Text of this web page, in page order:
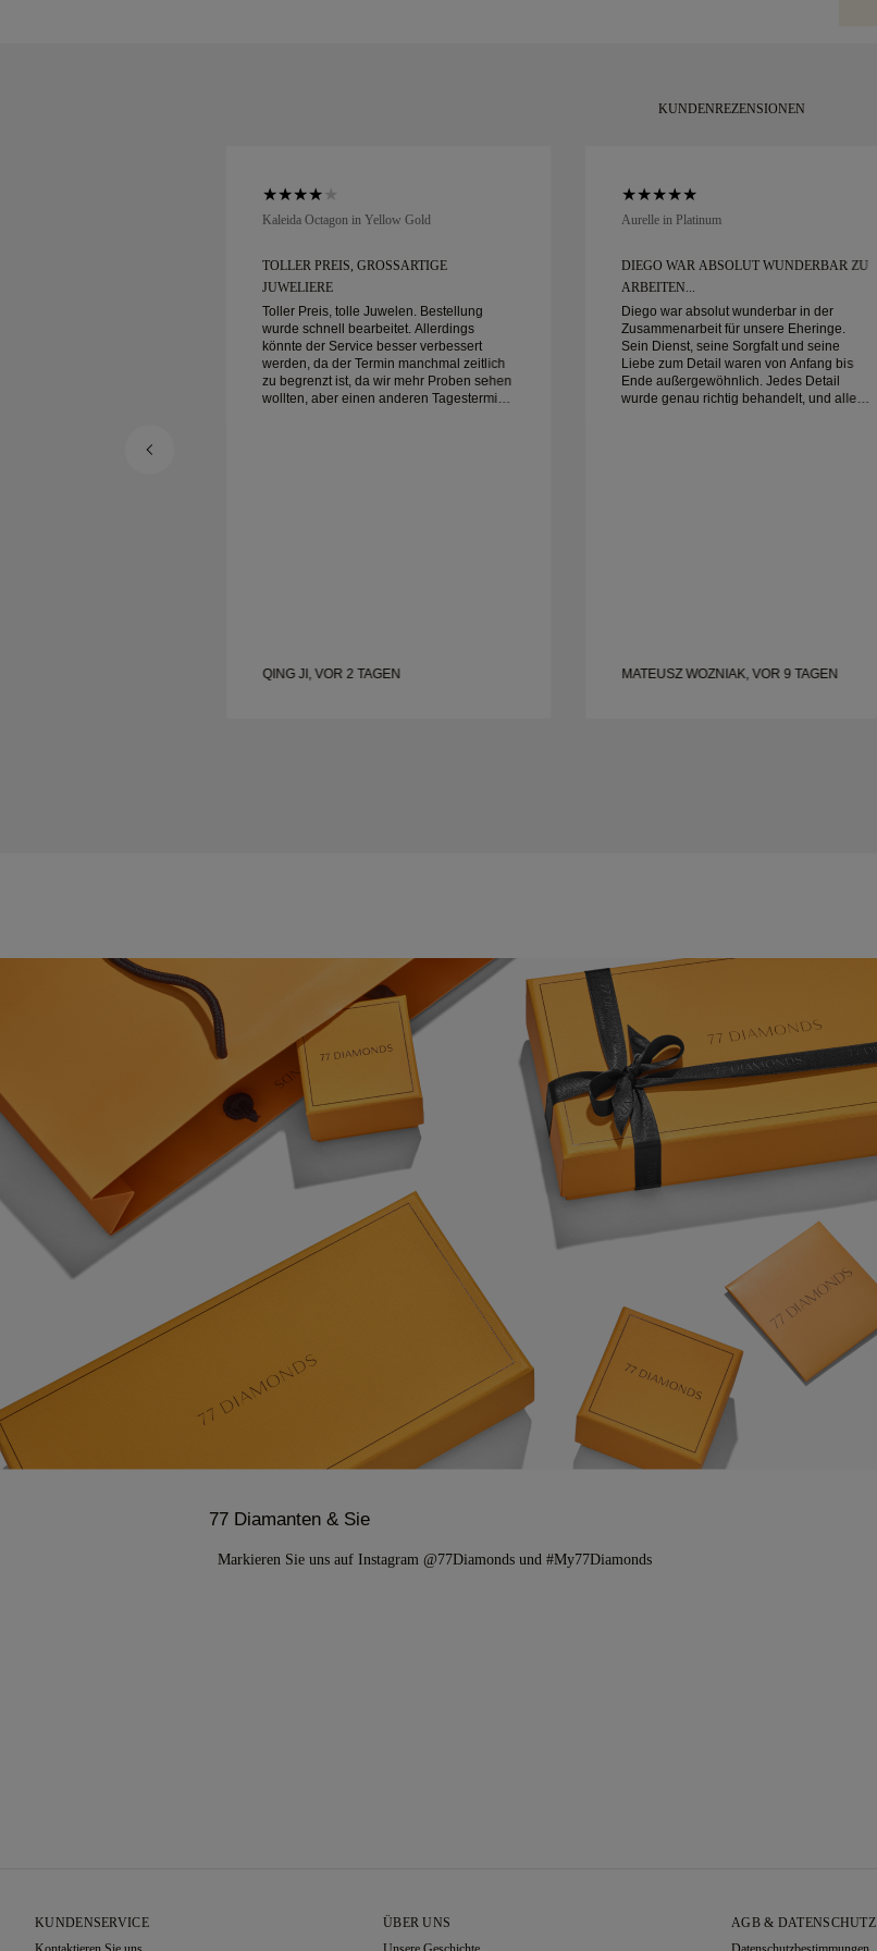
KUNDENREZENSIONEN
Kaleida Octagon in Yellow Gold
TOLLER PREIS, GROSSARTIGE J
UWELIERE
Toller Preis, tolle Juwelen. Bestellung
wurde schnell bearbeitet. Allerdings
könnte der Service besser verbessert
werden, da der Termin manchmal zeitlich
zu begrenzt ist, da wir mehr Proben sehen
wollten, aber einen anderen Tagestermin
QING JI, VOR 2 TAGEN
Aurelle in Platinum
DIEGO WAR ABSOLUT WUNDERBAR ZU
ARBEITEN...
Diego war absolut wunderbar in der
Zusammenarbeit für unsere Eheringe.
Sein Dienst, seine Sorgfalt und seine
Liebe zum Detail waren von Anfang bis
Ende außergewöhnlich. Jedes Detail
wurde genau richtig behandelt, und alles
MATEUSZ WOZNIAK, VOR 9 TAGEN
77 Diamanten & Sie
Markieren Sie uns auf Instagram @77Diamonds und #My77Diamonds
KUNDENSERVICE
ÜBER UNS
AGB & DATENSCHUTZ